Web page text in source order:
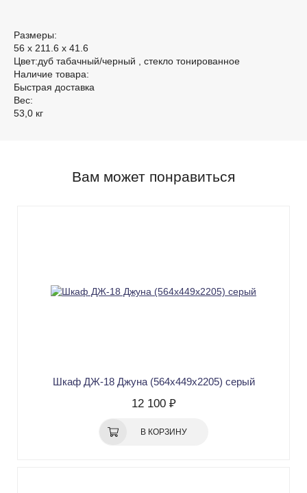
Размеры:
56 х 211.6 х 41.6
Цвет:дуб табачный/черный , стекло тонированное
Наличие товара:
Быстрая доставка
Вес:
53,0 кг
Вам может понравиться
Шкаф ДЖ-18 Джуна (564х449х2205) серый
12 100 ₽
В КОРЗИНУ